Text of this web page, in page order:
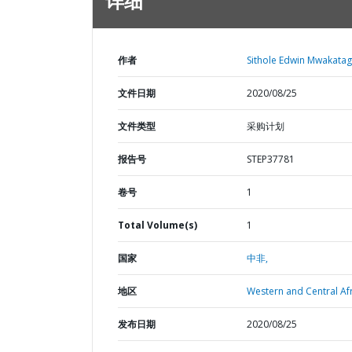
作者 Sithole Edwin
文件日期 2020/08/25
文件类型 采购计划
报告号 STEP37781
卷号 1
Total Volume(s) 1
国家 中非,
地区 Western and Central
发布日期 2020/08/25